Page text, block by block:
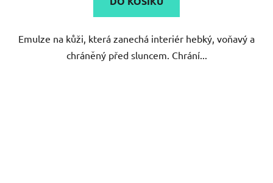
Emulze na kůži, která zanechá interiér hebký, voňavý a
chráněný před sluncem. Chrání...